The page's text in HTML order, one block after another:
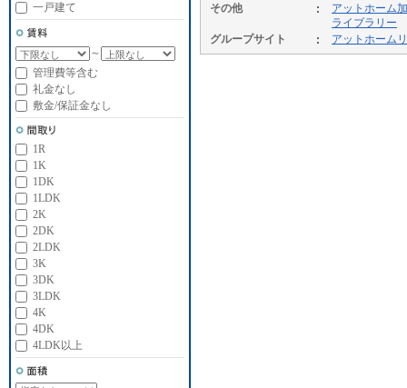
その他
アットホーム
ライブラリー
グループサイト
アットホーム
一戸建て
～
管理費等含む
礼金なし
敷金/保証金なし
1R
1K
1DK
1LDK
2K
2DK
2LDK
3K
3DK
3LDK
4K
4DK
4LDK以上